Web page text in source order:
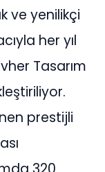
ve yenilikçi
her yıl
Tasarım
prestijli